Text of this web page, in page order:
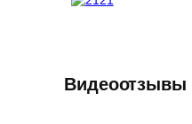
Видеоотзывы